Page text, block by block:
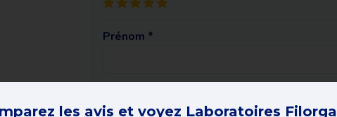
Prénom *
les avis et voyez Laboratoires Filorga